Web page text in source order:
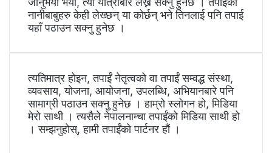
नानीबाबुहरु केही लेख्छन् या कोर्छन् भने तिनलाई पनि तपाई
यहाँ पठाउन सक्नु हुनेछ ।
त्यतिमात्र होइन, तपाईं नेतृत्वको वा तपाईं सम्वद्ध संस्था,
व्यवसाय, योजना, आयोजना, उपलब्धि, अभियानबारे पनि
सामाग्री पठाउन सक्नु हुनेछ । हाम्रो स्लोगन हो, मिडिया
मेरो साथी । त्यसैले नेपालनाम्चा तपाईंको मिडिया साथी हो
। सम्झनुहोस्, हामी तपाईंको पार्टनर हौं ।